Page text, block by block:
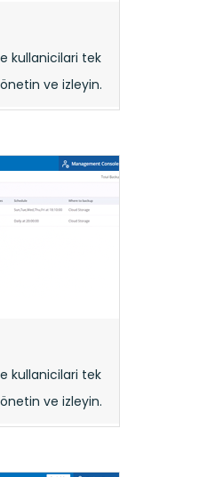
kullanicilari tek
ve izleyin.
kullanicilari tek
ve izleyin.